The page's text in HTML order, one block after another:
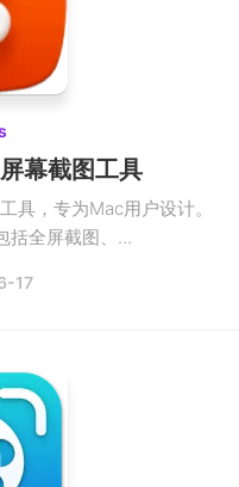
幕截图工具
具，专为Mac用户设计。
括全屏截图、...
17